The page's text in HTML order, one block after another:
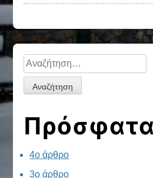
Πλευρική
στήλη
Αναζήτηση
για:
4ο άρθρο
3ο άρθρο